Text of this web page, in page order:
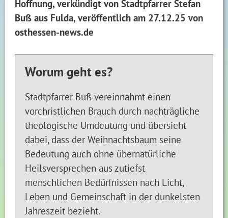
Hoffnung, verkündigt von Stadtpfarrer Stefan
Buß aus Fulda, veröffentlich am 27.12.25 von
osthessen-news.de
Worum geht es?
Stadtpfarrer Buß vereinnahmt einen
vorchristlichen Brauch durch nachträgliche
theologische Umdeutung und übersieht
dabei, dass der Weihnachtsbaum seine
Bedeutung auch ohne übernatürliche
Heilsversprechen aus zutiefst
menschlichen Bedürfnissen nach Licht,
Leben und Gemeinschaft in der dunkelsten
Jahreszeit bezieht.